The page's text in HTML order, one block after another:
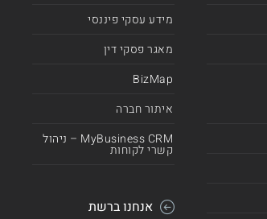
מידע עסקי פיננסי
מאגר פסקי דין
BizMap
איתור חברה
MyBusiness CRM – ניהול
קשרי לקוחות
אנחנו ברשת